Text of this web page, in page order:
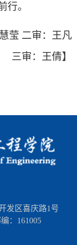
行。
莹 二审：王凡
三审：王倩】
发区喜庆路1号
：161005